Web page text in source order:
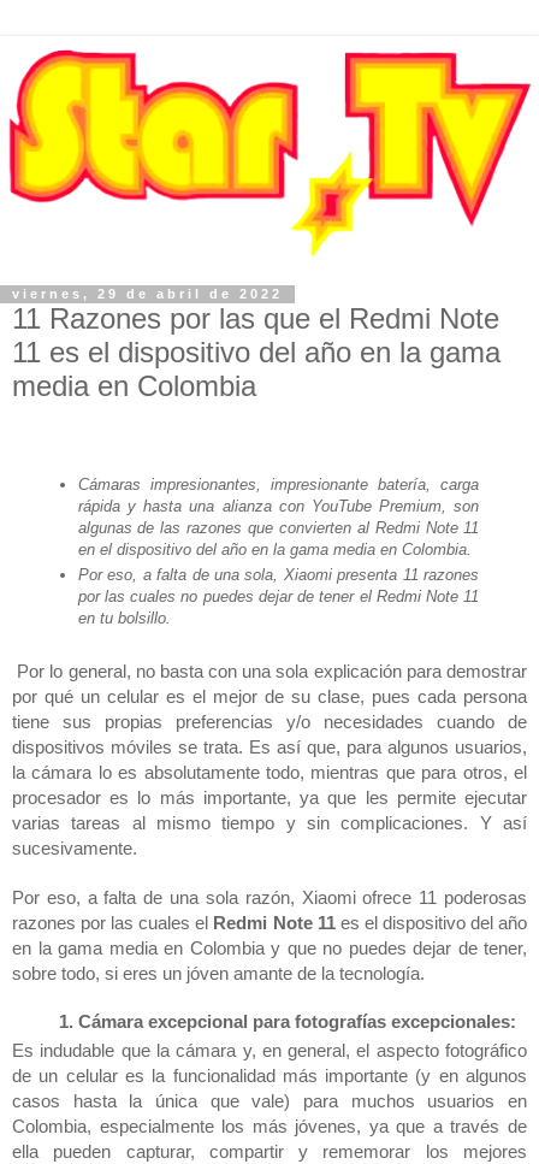
viernes, 29 de abril de 2022
11 Razones por las que el Redmi Note
11 es el dispositivo del año en la gama
media en Colombia
Cámaras impresionantes, impresionante batería, carga
rápida y hasta una alianza con YouTube Premium, son
algunas de las razones que convierten al Redmi Note 11
en el dispositivo del año en la gama media en Colombia.
Por eso, a falta de una sola, Xiaomi presenta 11 razones
por las cuales no puedes dejar de tener el Redmi Note 11
en tu bolsillo.
Por lo general, no basta con una sola explicación para demostrar
por qué un celular es el mejor de su clase, pues cada persona
tiene sus propias preferencias y/o necesidades cuando de
dispositivos móviles se trata. Es así que, para algunos usuarios,
la cámara lo es absolutamente todo, mientras que para otros, el
procesador es lo más importante, ya que les permite ejecutar
varias tareas al mismo tiempo y sin complicaciones. Y así
sucesivamente.
Por eso, a falta de una sola razón, Xiaomi ofrece 11 poderosas
razones por las cuales el
Redmi Note 11 es el dispositivo del año
en la gama media en Colombia y que no puedes dejar de tener,
sobre todo, si eres un jóven amante de la tecnología.
Cámara excepcional para fotografías excepcionales:
Es indudable que la cámara y, en general, el aspecto fotográfico
de un celular es la funcionalidad más importante (y en algunos
casos hasta la única que vale) para muchos usuarios en
Colombia, especialmente los más jóvenes, ya que a través de
ella pueden capturar, compartir y rememorar los mejores